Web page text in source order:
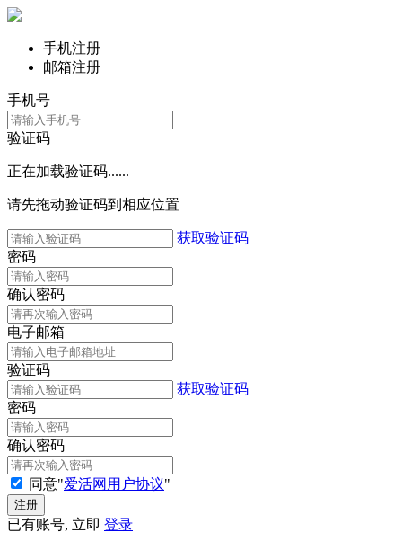
手机注册
邮箱注册
手机号
验证码
正在加载验证码......
请先拖动验证码到相应位置
获取验证码
密码
确认密码
电子邮箱
验证码
获取验证码
密码
确认密码
同意"爱活网用户协议"
已有账号, 立即 登录